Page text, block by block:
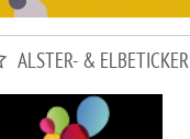
ALSTER- & ELBETICKER